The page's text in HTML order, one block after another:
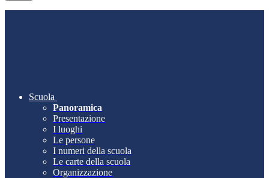
Scuola
Panoramica
Presentazione
I luoghi
Le persone
I numeri della scuola
Le carte della scuola
Organizzazione